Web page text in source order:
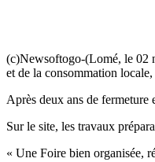
(c)Newsoftogo-(Lomé, le 02
et de la consommation
Après deux ans de
Sur le site, les travaux
« Une Foire bien organisée,